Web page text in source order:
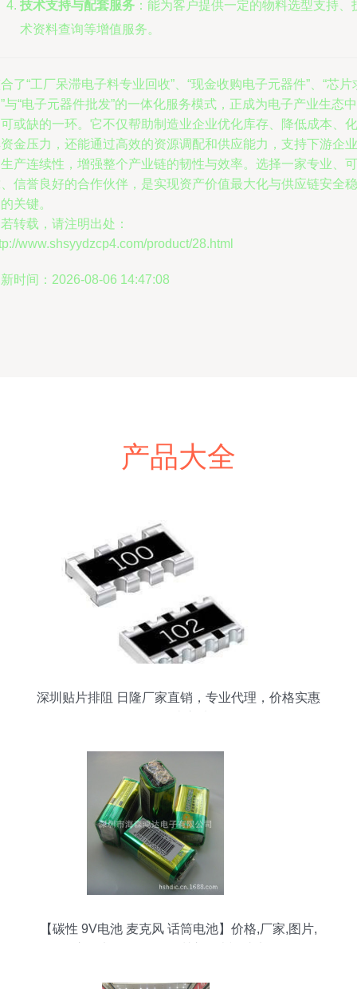
技术支持与配套服务 ：能为客户提供一定的物料选型支持、
术资料查询等增值服务。
了“工厂呆滞电子料专业回收”、“现金收购电子元器件”、“芯片
与“电子元器件批发”的一体化服务模式，正成为电子产业生态中
或缺的一环。它不仅帮助制造业企业优化库存、降低成本、化
金压力，还能通过高效的资源调配和供应能力，支持下游企业
产连续性，增强整个产业链的韧性与效率。选择一家专业、可
信誉良好的合作伙伴，是实现资产价值最大化与供应链安全稳
关键。
转载，请注明出处：
www.shsyydzcp4.com/product/28.html
时间：2026-08-06 14:47:08
产品大全
深圳贴片排阻 日隆厂家直销，专业代理，价格实惠
【碳性 9V电池 麦克风 话筒电池】价格,厂家,图片,